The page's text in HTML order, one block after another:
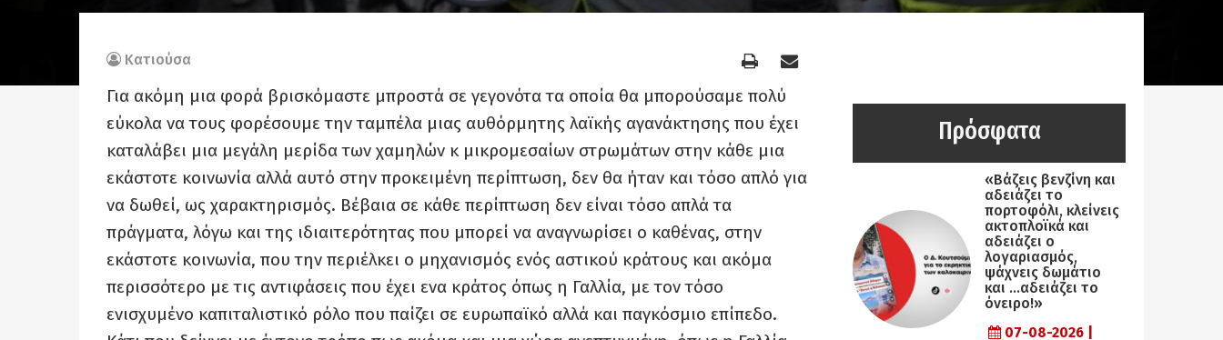
Κατιούσα
Για ακόμη μια φορά βρισκόμαστε μπροστά σε γεγονότα τα οποία θα μπορούσαμε πολύ
εύκολα να τους φορέσουμε την ταμπέλα μιας αυθόρμητης λαϊκής αγανάκτησης που έχει
καταλάβει μια μεγάλη μερίδα των χαμηλών κ μικρομεσαίων στρωμάτων στην κάθε μια
εκάστοτε κοινωνία αλλά αυτό στην προκειμένη περίπτωση, δεν θα ήταν και τόσο απλό για
να δωθεί, ως χαρακτηρισμός. Βέβαια σε κάθε περίπτωση δεν είναι τόσο απλά τα
πράγματα, λόγω και της ιδιαιτερότητας που μπορεί να αναγνωρίσει ο καθένας, στην
εκάστοτε κοινωνία, που την περιέλκει ο μηχανισμός ενός αστικού κράτους και ακόμα
περισσότερο με τις αντιφάσεις που έχει ενα κράτος όπως η Γαλλία, με τον τόσο
ενισχυμένο καπιταλιστικό ρόλο που παίζει σε ευρωπαϊκό αλλά και παγκόσμιο επίπεδο.
Πρόσφατα
«Βάζεις βενζίνη και
αδειάζει το
πορτοφόλι, κλείνεις
ακτοπλοϊκά και
αδειάζει ο
λογαριασμός,
ψάχνεις δωμάτιο
και …αδειάζει το
όνειρο!»
07-08-2026 |